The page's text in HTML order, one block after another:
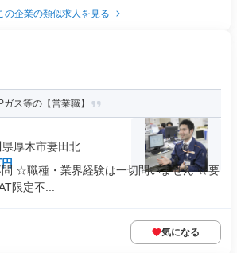
の企業の類似求人を見る
ス等の【営業職】
厚木市妻田北
☆職種・業界経験は一切問いません ☆要
限定不...
気になる